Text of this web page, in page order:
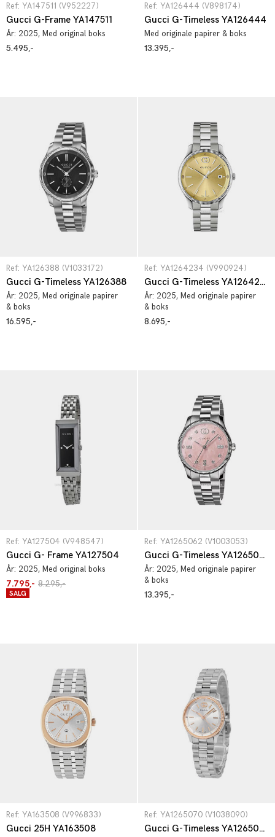
Ref: YA147511 (V952227)
Gucci G-Frame YA147511
År: 2025, Med original boks
5.495,-
Ref: YA126444 (V898174)
Gucci G-Timeless YA126444
Med originale papirer & boks
13.395,-
Ref: YA126388 (V1033172)
Gucci G-Timeless YA126388
År: 2025, Med originale papirer
& boks
16.595,-
Ref: YA1264234 (V990924)
Gucci G-Timeless YA1264234
År: 2025, Med originale papirer
& boks
8.695,-
Ref: YA127504 (V948547)
Gucci G- Frame YA127504
År: 2025, Med original boks
7.795,- 8.295,-
SALG
Ref: YA1265062 (V1003053)
Gucci G-Timeless YA1265062
År: 2025, Med originale papirer
& boks
13.395,-
Ref: YA163508 (V996833)
Gucci 25H YA163508
Ref: YA1265070 (V1038090)
Gucci G-Timeless YA1265070